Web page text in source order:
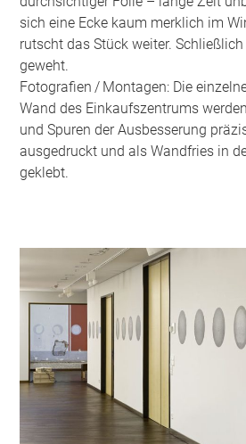
sich eine Ecke kaum merklich im
rutscht das Stück weiter.
geweht.
Fotografien / Montagen: Die
Wand des Einkaufszentrums
und Spuren der Ausbesserung
ausgedruckt und als Wandfries in
geklebt.